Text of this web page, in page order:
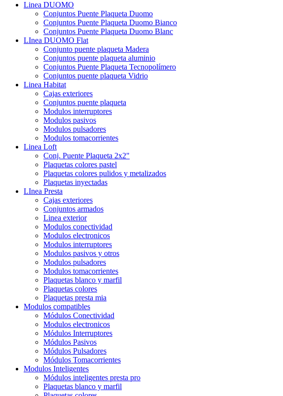
Linea DUOMO
Conjuntos Puente Plaqueta Duomo
Conjuntos Puente Plaqueta Duomo Bianco
Conjuntos Puente Plaqueta Duomo Blanc
LInea DUOMO Flat
Conjunto puente plaqueta Madera
Conjuntos puente plaqueta aluminio
Conjuntos Puente Plaqueta Tecnopolímero
Conjuntos puente plaqueta Vidrio
Linea Habitat
Cajas exteriores
Conjuntos puente plaqueta
Modulos interruptores
Modulos pasivos
Modulos pulsadores
Modulos tomacorrientes
Linea Loft
Conj. Puente Plaqueta 2x2"
Plaquetas colores pastel
Plaquetas colores pulidos y metalizados
Plaquetas inyectadas
LInea Presta
Cajas exteriores
Conjuntos armados
Linea exterior
Modulos conectividad
Modulos electronicos
Modulos interruptores
Modulos pasivos y otros
Modulos pulsadores
Modulos tomacorrientes
Plaquetas blanco y marfil
Plaquetas colores
Plaquetas presta mia
Modulos compatibles
Módulos Conectividad
Modulos electronicos
Módulos Interruptores
Módulos Pasivos
Módulos Pulsadores
Módulos Tomacorrientes
Modulos Inteligentes
Módulos inteligentes presta pro
Plaquetas blanco y marfil